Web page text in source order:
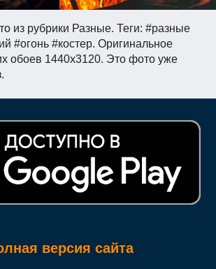
из рубрики Разные. Теги: #разные
#огонь #костер. Оригинальное
обоев 1440x3120. Это фото уже
версия сайта